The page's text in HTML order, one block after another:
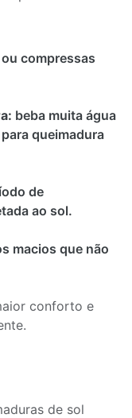
compressas
beba muita água
queimadura
de
ao sol.
macios que não
conforto e
de sol